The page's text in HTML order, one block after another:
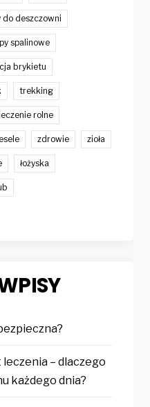
do deszczowni
spalinowe
brykietu
trekking
rolne
zdrowie zioła
łożyska
– dlaczego
każdego dnia?